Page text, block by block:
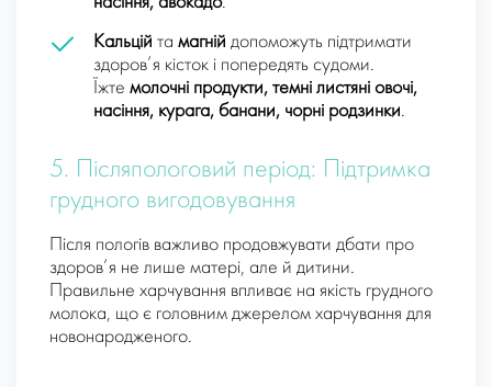
Кальцій та магній допоможуть підтримати
здоров’я кісток і попередять судоми.
Їжте молочні продукти, темні листяні овочі,
насіння, курага, банани, чорні родзинки.
5. Післяпологовий період: Підтримка
грудного вигодовування
Після пологів важливо продовжувати дбати про
здоров’я не лише матері, але й дитини.
Правильне харчування впливає на якість грудного
молока, що є головним джерелом харчування для
новонародженого.